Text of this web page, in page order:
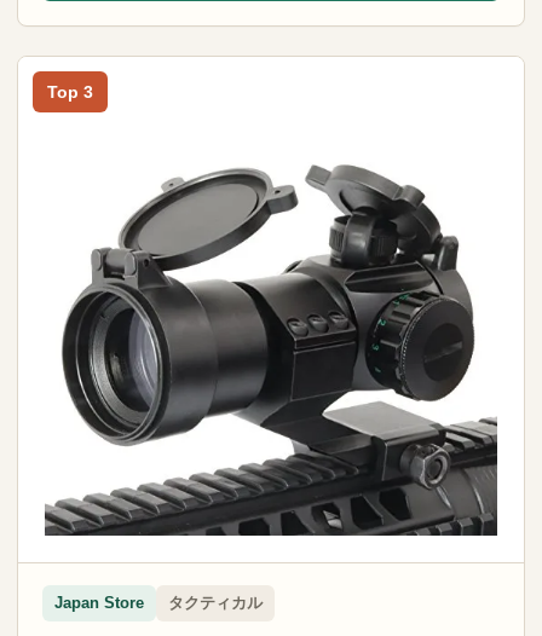
Top 3
Japan Store タクティカル